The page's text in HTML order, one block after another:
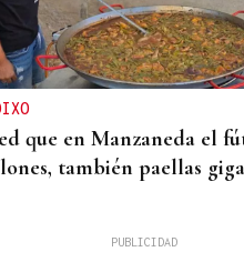
que en Manzaneda el
también paellas